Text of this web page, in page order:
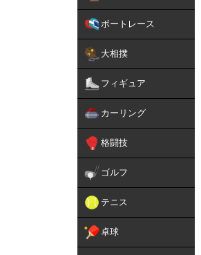
ボートレース
大相撲
フィギュア
カーリング
格闘技
ゴルフ
テニス
卓球